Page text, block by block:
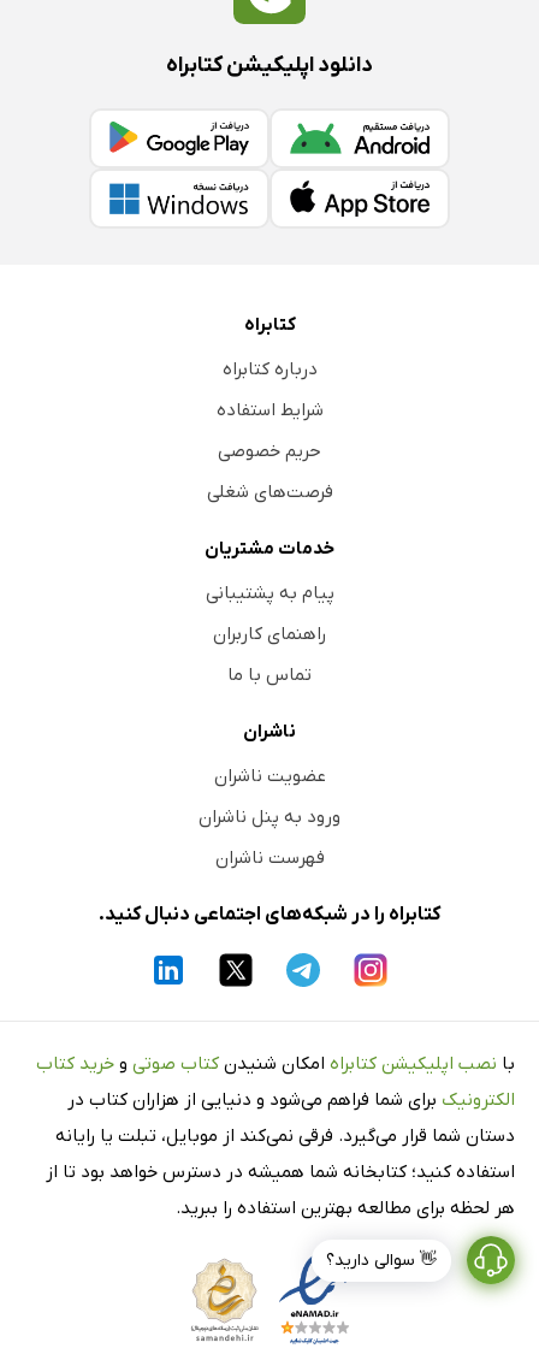
👋 سوالی دارید؟
دانلود اپلیکیشن کتابراه
کتابراه
درباره کتابراه
شرایط استفاده
حریم خصوصی
فرصت‌های شغلی
خدمات مشتریان
پیام به پشتیبانی
راهنمای کاربران
تماس با ما
ناشران
عضویت ناشران
ورود به پنل ناشران
فهرست ناشران
کتابراه را در شبکه‌های اجتماعی دنبال کنید.
با نصب اپلیکیشن کتابراه امکان شنیدن کتاب صوتی و خرید کتاب
الکترونیک برای شما فراهم می‌شود و دنیایی از هزاران کتاب در
دستان شما قرار می‌گیرد. فرقی نمی‌کند از موبایل، تبلت یا رایانه
استفاده کنید؛ کتابخانه شما همیشه در دسترس خواهد بود تا از
هر لحظه برای مطالعه بهترین استفاده را ببرید.